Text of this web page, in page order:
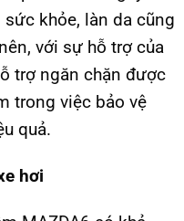
khỏe, làn da cũng
với sự hỗ trợ của
trợ ngăn chặn được
trong việc bảo vệ
quả.
hơi